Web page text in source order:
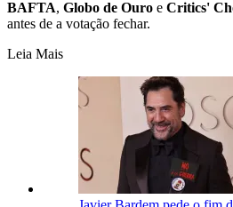
BAFTA, Globo de Ouro e Critics'
antes de a votação fechar.
Leia Mais